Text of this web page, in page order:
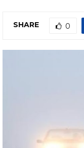
SHARE 0